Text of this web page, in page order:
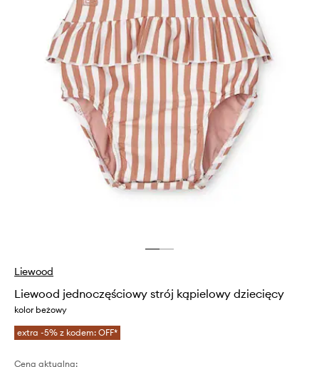
Liewood
Liewood jednoczęściowy strój kąpielowy dziecięcy
kolor beżowy
extra -5% z kodem: OFF*
Cena aktualna: